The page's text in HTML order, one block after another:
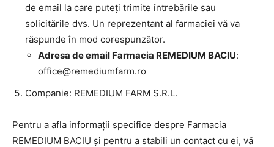
de email la care puteți trimite întrebările sau
solicitările dvs. Un reprezentant al farmaciei vă va
răspunde în mod corespunzător.
Adresa de email Farmacia REMEDIUM BACIU:
office@remediumfarm.ro
Companie: REMEDIUM FARM S.R.L.
Pentru a afla informații specifice despre Farmacia
REMEDIUM BACIU și pentru a stabili un contact cu ei, vă